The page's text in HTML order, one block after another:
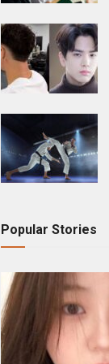
Popular Stories